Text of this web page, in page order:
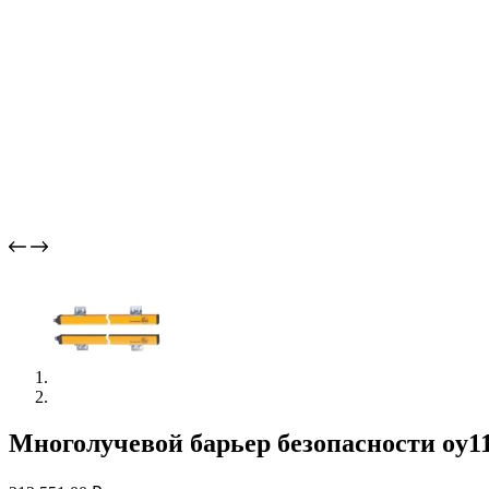
Многолучевой барьер безопасности